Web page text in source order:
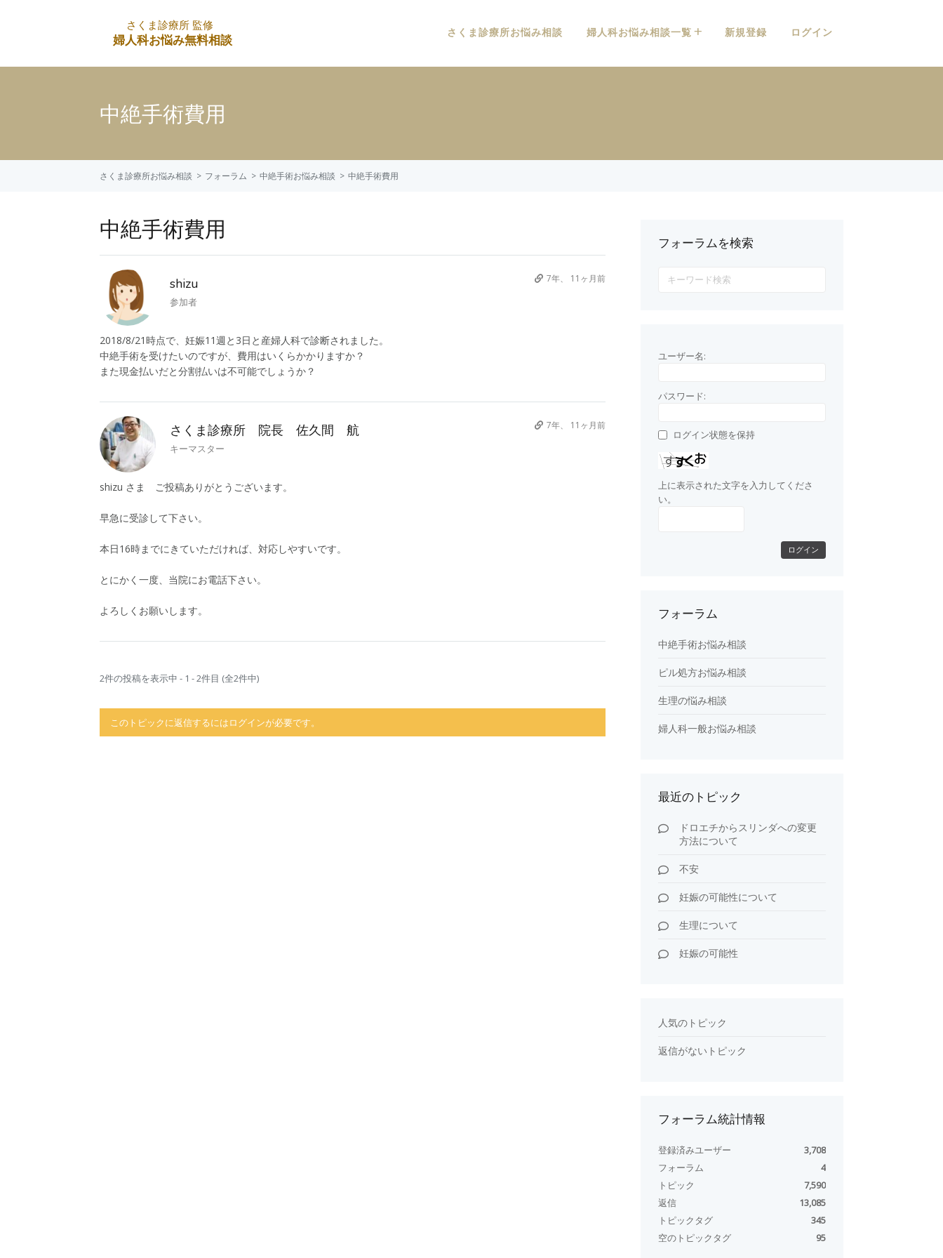
さくま診療所お悩み相談 婦人科お悩み相談一覧 新規登録 ログイン
中絶手術費用
さくま診療所お悩み相談 フォーラム 中絶手術お悩み相談 中絶手術費用
中絶手術費用
7年、 11ヶ月前
shizu
参加者
2018/8/21時点で、妊娠11週と3日と産婦人科で診断されました。
中絶手術を受けたいのですが、費用はいくらかかりますか？
また現金払いだと分割払いは不可能でしょうか？
7年、 11ヶ月前
さくま診療所 院長 佐久間 航
キーマスター
shizu さま ご投稿ありがとうございます。
早急に受診して下さい。
本日16時までにきていただければ、対応しやすいです。
とにかく一度、当院にお電話下さい。
よろしくお願いします。
2件の投稿を表示中 - 1 - 2件目 (全2件中)
このトピックに返信するにはログインが必要です。
フォーラムを検索
ユーザー名:
パスワード:
ログイン状態を保持
上に表示された文字を入力してくださ
い。
ログイン
フォーラム
中絶手術お悩み相談
ピル処方お悩み相談
生理の悩み相談
婦人科一般お悩み相談
最近のトピック
ドロエチからスリンダへの変更
方法について
不安
妊娠の可能性について
生理について
妊娠の可能性
人気のトピック
返信がないトピック
フォーラム統計情報
登録済みユーザー
3,708
フォーラム
4
トピック
7,590
返信
13,085
トピックタグ
345
空のトピックタグ
95